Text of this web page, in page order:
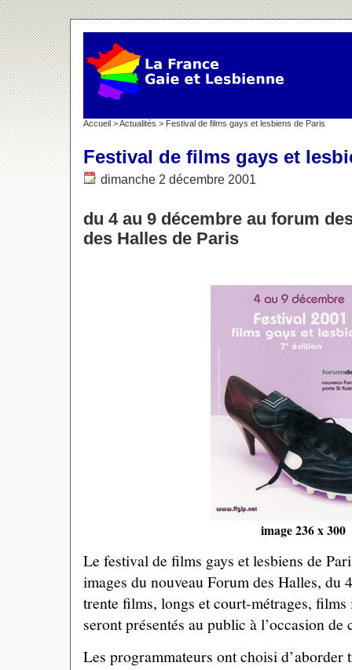
Accueil >Actualités > Festival de films gays et lesbiens de Paris
Festival de films gays et
dimanche 2 décembre 2001
du 4 au 9 décembre au forum
des Halles de Paris
image 236 x 300
Le festival de films gays et lesbiens de
images du nouveau Forum des Halles, du
trente films, longs et court-métrages,
seront présentés au public à l’occasion de
Les programmateurs ont choisi d’aborder